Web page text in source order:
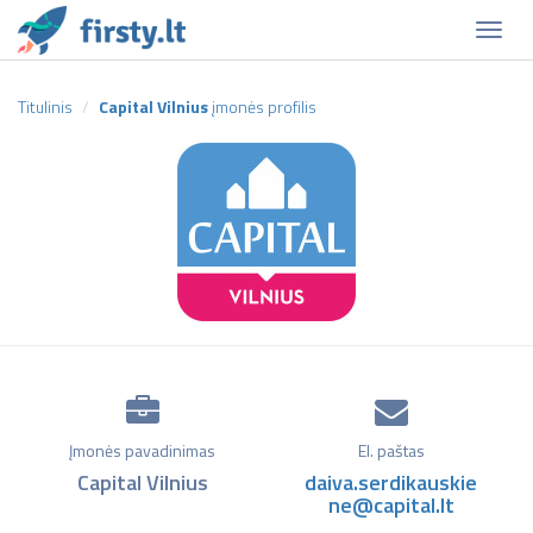
Titulinis Capital Vilniusįmonės profilis
Įmonės pavadinimas
Capital Vilnius
El. paštas
daiva.serdikauskie
ne@capital.lt